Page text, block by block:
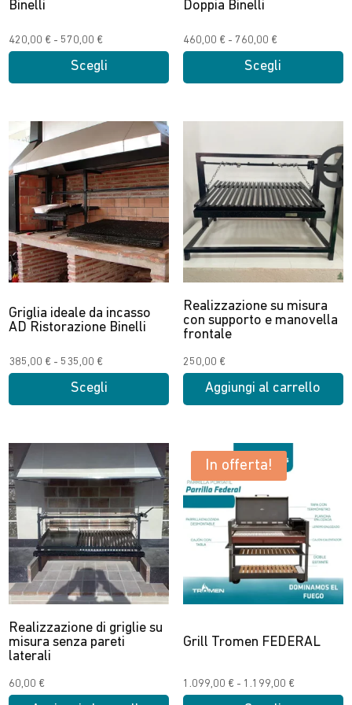
prodotto
prodotto
Binelli
420,00 € - 570,00 €
di
420,00 €
a
570,00 €
Scegli
ha
più
varianti.
opzioni
possono
essere
scelte
pagina
prodotto
Doppia Binelli
460,00 € - 760,00 €Fascia
di
460,00 €
760,00 €
Scegli
varianti.
opzioni
possono
essere
pagina
del
prodotto
Griglia ideale da incasso
AD Ristorazione Binelli
385,00 € - 535,00 €
di
385,00 €
535,00 €
Scegli
ha
più
varianti.
Le
opzioni
possono
essere
scelte
pagina
del
prodotto
Realizzazione su misura
con supporto e manovella
frontale
250,00 €
Aggiungi al carrello
Realizzazione di griglie su
misura senza pareti
laterali
60,00 €
In offerta!
Grill Tromen FEDERAL
1.099,00 € - 1.199,00 €Fascia